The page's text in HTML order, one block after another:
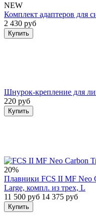
NEW
Комплект адаптеров для
2 430 руб
Купить
Шнурок-крепление для
220 руб
Купить
20%
Плавники FCS II MF Neo
Large, компл. из трех, L
11 500 руб 14 375 руб
Купить